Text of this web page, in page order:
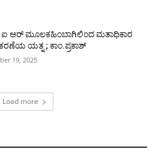
ಆರ್ ಮೂಲಕಹಿಂಬಾಗಿಲಿಂದ ಮತಾಧಿಕಾರ
ಯತ್ನ ; ಕಾಂ.ಪ್ರಕಾಶ್
19, 2025
Load more